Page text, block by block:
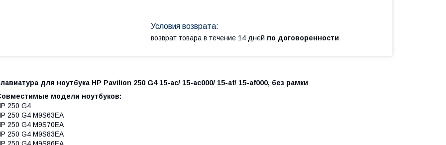
возврат товара в течение 14 дней по договоренности
для ноутбука HP Pavilion 250 G4 15-ac/ 15-ac000/ 15-af/ 15-af000, без рамки
модели ноутбуков:
250 G4
250 G4 M9S63EA
250 G4 M9S70EA
250 G4 M9S83EA
250 G4 M9S86EA